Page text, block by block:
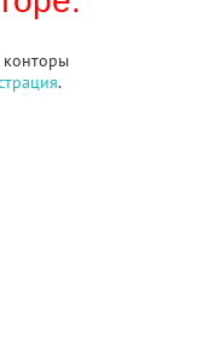
конторы
.